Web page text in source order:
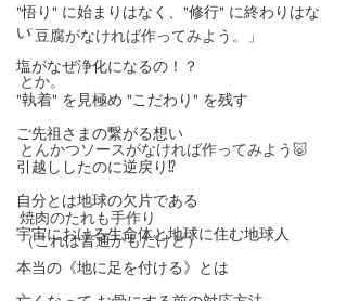
"悟り" に始まりはなく、"修行" に終わりはな
い
塩がなぜ浄化になるの！？
"執着" を見極め "こだわり" を残す
ご先祖さまの繋がる想い
引越ししたのに逆戻り⁉️
自分とは地球の欠片である
宇宙における生命体と地球に住む地球人
本当の《地に足を付ける》とは
「豆腐がなければ作ってみよう。」
とか。
とんかつソースがなければ作ってみよう🐷
焼肉のたれも手作り
（これは普通かもだけど）